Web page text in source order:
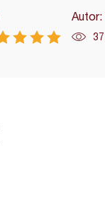
Autor: